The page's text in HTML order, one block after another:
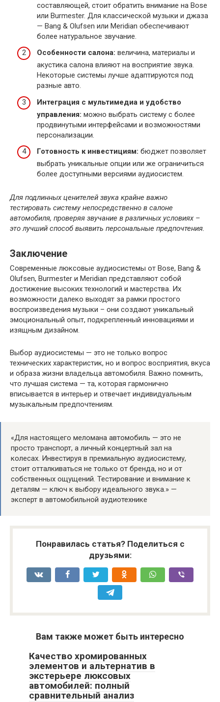
составляющей, стоит обратить внимание на Bose
или Burmester. Для классической музыки и джаза
— Bang & Olufsen или Meridian обеспечивают
более натуральное звучание.
Особенности салона: величина, материалы и
акустика салона влияют на восприятие звука.
Некоторые системы лучше адаптируются под
разные авто.
Интеграция с мультимедиа и удобство
управления: можно выбрать систему с более
продвинутыми интерфейсами и возможностями
персонализации.
Готовность к инвестициям: бюджет позволяет
выбрать уникальные опции или же ограничиться
более доступными версиями аудиосистем.
Для подлинных ценителей звука крайне важно
тестировать систему непосредственно в салоне
автомобиля, проверяя звучание в различных условиях –
это лучший способ выявить персональные предпочтения.
Заключение
Современные люксовые аудиосистемы от Bose, Bang &
Olufsen, Burmester и Meridian представляют собой
достижение высоких технологий и мастерства. Их
возможности далеко выходят за рамки простого
воспроизведения музыки – они создают уникальный
эмоциональный опыт, подкрепленный инновациями и
изящным дизайном.
Выбор аудиосистемы — это не только вопрос
технических характеристик, но и вопрос восприятия, вкуса
и образа жизни владельца автомобиля. Важно помнить,
что лучшая система — та, которая гармонично
вписывается в интерьер и отвечает индивидуальным
музыкальным предпочтениям.
«Для настоящего меломана автомобиль — это не
просто транспорт, а личный концертный зал на
колесах. Инвестируя в премиальную аудиосистему,
стоит отталкиваться не только от бренда, но и от
собственных ощущений. Тестирование и внимание к
деталям — ключ к выбору идеального звука.» —
эксперт в автомобильной аудиотехнике
Понравилась статья? Поделиться с
друзьями:
Вам также может быть интересно
Качество хромированных
элементов и альтернатив в
экстерьере люксовых
автомобилей: полный
сравнительный анализ